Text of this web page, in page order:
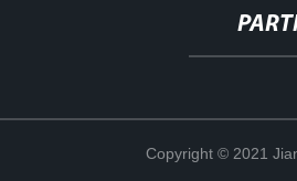
Copyright © 2021